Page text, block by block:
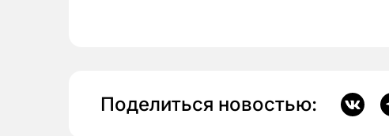
Поделиться новостью: